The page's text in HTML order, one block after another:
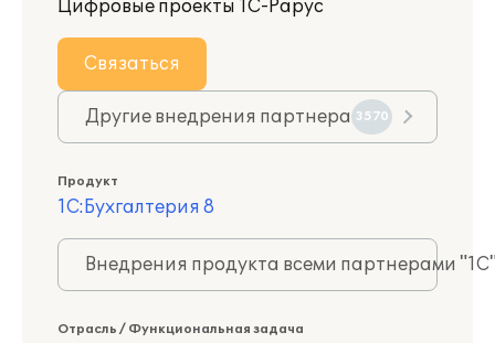
Цифровые проекты 1С-Рарус
Связаться
Другие внедрения партнера 3570
Продукт
1С:Бухгалтерия 8
Внедрения продукта всеми партнерами
Отрасль / Функциональная задача